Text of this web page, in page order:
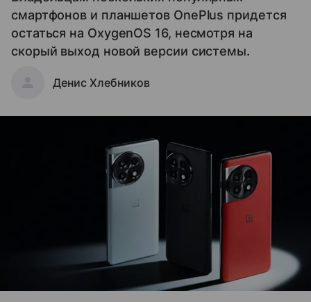
смартфонов и планшетов OnePlus придется
остаться на OxygenOS 16, несмотря на
скорый выход новой версии системы.
Денис Хлебников